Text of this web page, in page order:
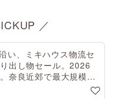
／
い、ミキハウス物流セ
出し物セール。2026
奈良近郊で最大規模！